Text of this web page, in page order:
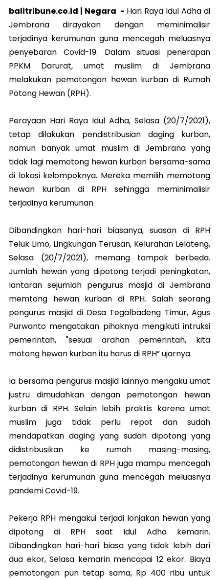
balitribune.co.id | Negara - Hari Raya Idul Adha di
Jembrana dirayakan dengan meminimalisir
terjadinya kerumunan guna mencegah meluasnya
penyebaran Covid-19. Dalam situasi penerapan
PPKM Darurat, umat muslim di Jembrana
melakukan pemotongan hewan kurban di Rumah
Potong Hewan (RPH).
Perayaan Hari Raya Idul Adha, Selasa (20/7/2021),
tetap dilakukan pendistribusian daging kurban,
namun banyak umat muslim di Jembrana yang
tidak lagi memotong hewan kurban bersama-sama
di lokasi kelompoknya. Mereka memilih memotong
hewan kurban di RPH sehingga meminimalisir
terjadinya kerumunan.
Dibandingkan hari-hari biasanya, suasan di RPH
Teluk Limo, Lingkungan Terusan, Kelurahan Lelateng,
Selasa (20/7/2021), memang tampak berbeda.
Jumlah hewan yang dipotong terjadi peningkatan,
lantaran sejumlah pengurus masjid di Jembrana
memtong hewan kurban di RPH. Salah seorang
pengurus masjid di Desa Tegalbadeng Timur, Agus
Purwanto mengatakan pihaknya mengikuti intruksi
pemerintah, "sesuai arahan pemerintah, kita
motong hewan kurban itu harus di RPH” ujarnya.
Ia bersama pengurus masjid lainnya mengaku umat
justru dimudahkan dengan pemotongan hewan
kurban di RPH. Selain lebih praktis karena umat
muslim juga tidak perlu repot dan sudah
mendapatkan daging yang sudah dipotong yang
didistribusikan ke rumah masing-masing,
pemotongan hewan di RPH juga mampu mencegah
terjadinya kerumunan guna mencegah meluasnya
pandemi Covid-19.
Pekerja RPH mengakui terjadi lonjakan hewan yang
dipotong di RPH saat Idul Adha kemarin.
Dibandingkan hari-hari biasa yang tidak lebih dari
dua ekor, Selasa kemarin mencapai 12 ekor. Biaya
pemotongan pun tetap sama, Rp 400 ribu untuk